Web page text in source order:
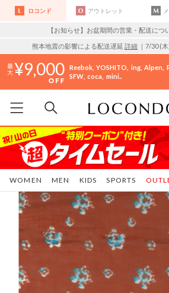
ロコンド アウトレット
【お知らせ】お盆期間の営業・配送につ
熊本地震の影響による配送遅延 詳細 ｜7/30 (
9,000 Reebok YOSHITO ing Alpen
SFW coca mini..
WOMEN MEN KIDS SPORTS